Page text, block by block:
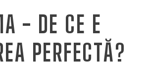
- DE CE E
PERFECTĂ?